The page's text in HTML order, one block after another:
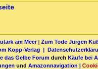
am Meer| Zum Tode Jürgen
Kopp-Verlag |
das Gelbe Forum durch Käufe bei
und Amazonnavigation |